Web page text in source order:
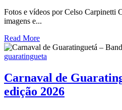
Fotos e vídeos por Celso Carpinetti
imagens e...
Read More
guaratingueta
Carnaval de
edição 2026